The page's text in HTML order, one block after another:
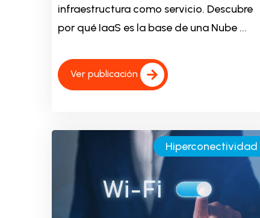
infraestructura como servicio. Descubre
por qué IaaS es la base de una Nube ...
Ver publicación
Hiperconectividad